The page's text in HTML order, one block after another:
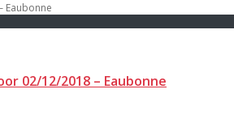
02/12/2018 – Eaubonne